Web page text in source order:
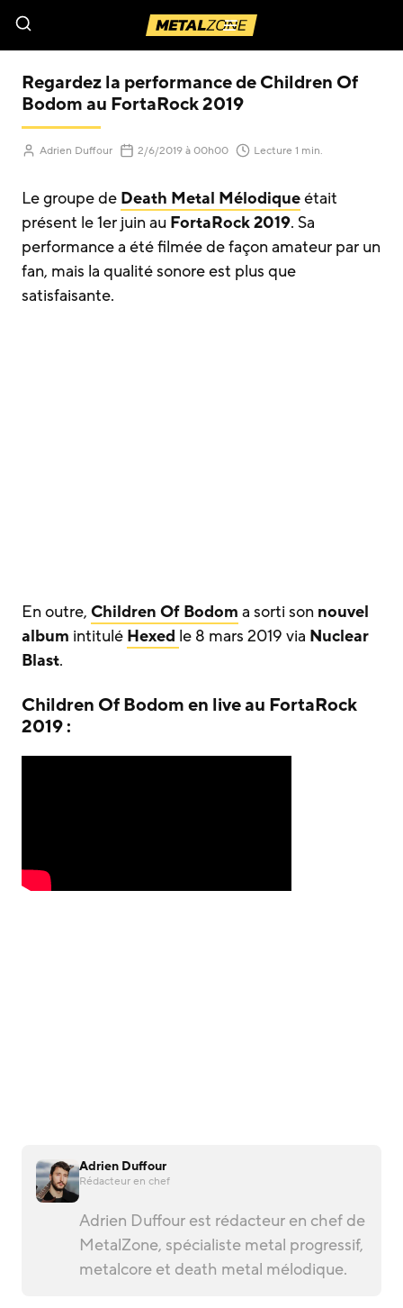
Menu
Regardez la performance de Children Of
Bodom au FortaRock 2019
Adrien Duffour 2/6/2019(Mis à jour le)
à 00h00 Lecture 1 min.
Le groupe de Death Metal Mélodiqueétait
présent le 1er juin au FortaRock 2019. Sa
performance a été filmée de façon amateur par un
fan, mais la qualité sonore est plus que
satisfaisante.
En outre, Children Of Bodom a sorti son nouvel
album intitulé Hexed le 8 mars 2019 via Nuclear
Blast.
Children Of Bodom en live au FortaRock
2019 :
Adrien Duffour
Rédacteur en chef
Adrien Duffour est rédacteur en chef de
MetalZone, spécialiste metal progressif,
metalcore et death metal mélodique.